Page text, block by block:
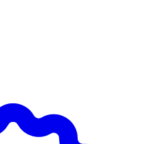
Stearate PEG-100